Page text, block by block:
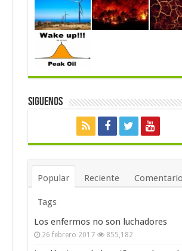
Siguenos
Popular Reciente
Tags
Los enfermos no son luchadores
26 febrero 2017 855,182